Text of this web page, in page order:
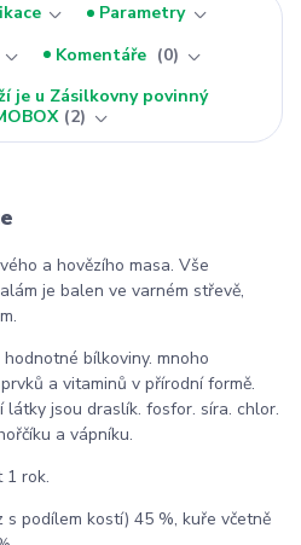
Parametry
Komentáře
0
je u Zásilkovny povinný
2
a hovězího masa. Vše
je balen ve varném střevě,
bílkoviny. mnoho
a vitaminů v přírodní formě.
jsou draslík. fosfor. síra. chlor.
a vápníku.
1 rok.
s podílem kostí) 45 %, kuře včetně